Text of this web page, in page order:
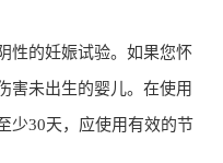
性的妊娠试验。如果您怀
害未出生的婴儿。在使用
少30天，应使用有效的节